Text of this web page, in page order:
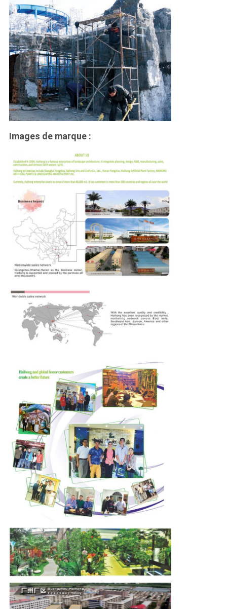
Images de marque :